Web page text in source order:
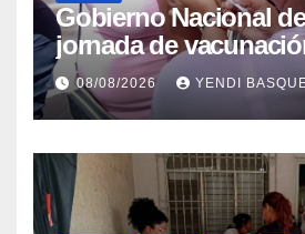
Gobierno Nacional
jornada de
Guaira para
epidemiológica
08/08/2026 YENDI